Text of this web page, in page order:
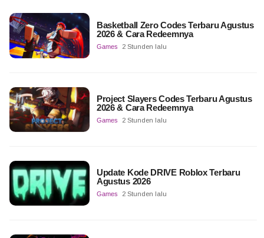
Basketball Zero Codes Terbaru Agustus
2026 & Cara Redeemnya
Games 2 Stunden lalu
Project Slayers Codes Terbaru Agustus
2026 & Cara Redeemnya
Games 2 Stunden lalu
Update Kode DRIVE Roblox Terbaru
Agustus 2026
Games 2 Stunden lalu